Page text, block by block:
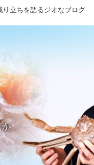
立ちを語るジオなブログ